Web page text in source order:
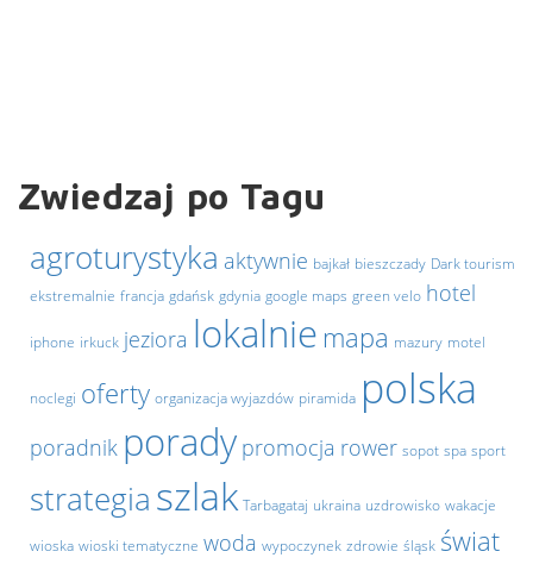
Zwiedzaj po Tagu
agroturystyka aktywnie bajkał bieszczady Dark tourism
ekstremalnie francja gdańsk gdynia google maps green velo hotel
iphone irkuck jeziora lokalnie mapa mazury motel
noclegi oferty organizacja wyjazdów piramida polska
poradnik porady promocja rower sopot spa sport
strategia szlak Tarbagataj ukraina uzdrowisko wakacje
wioska wioski tematyczne woda wypoczynek zdrowie śląsk świat